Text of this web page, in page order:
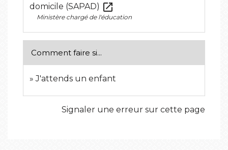
domicile (SAPAD) open_in_new
Ministère chargé de l'éducation
Comment faire si...
J'attends un enfant
Signaler une erreur sur cette page